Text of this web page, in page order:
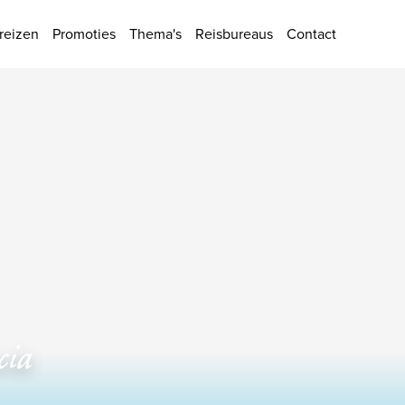
Promoties Thema's Reisbureaus Contact